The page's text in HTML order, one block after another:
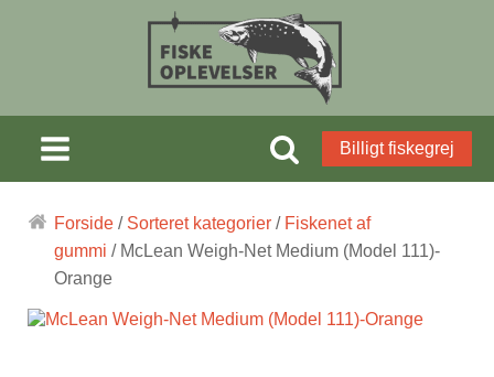
Billigt fiskegrej
Forside / Sorteret kategorier / Fiskenet af
gummi / McLean Weigh-Net Medium (Model 111)-
Orange